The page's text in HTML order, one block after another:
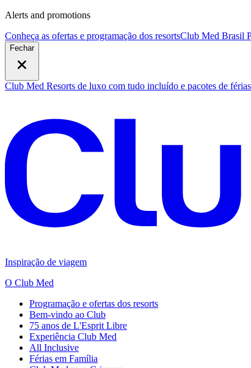
Alerts and promotions
Conheça as ofertas e programação dos resortsClub Med Brasil
Fechar
Club Med Resorts de luxo com tudo incluído e pacotes de férias
Inspiração de viagem
O Club Med
Programação e ofertas dos resorts
Bem-vindo ao Club
75 anos de L'Esprit Libre
Experiência Club Med
All Inclusive
Férias em Família